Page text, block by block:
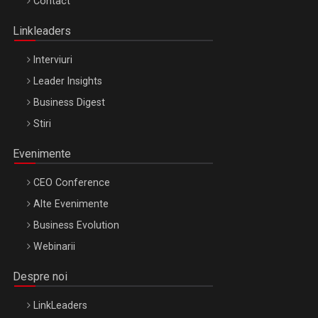
Linkleaders
Interviuri
Leader Insights
Business Digest
Stiri
Evenimente
CEO Conference
Alte Evenimente
Business Evolution
Webinarii
Despre noi
LinkLeaders